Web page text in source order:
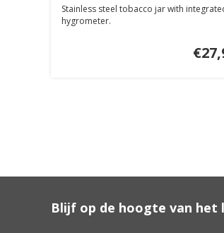
Stainless steel tobacco jar with
hygrometer.
Blijf op de hoogte van het